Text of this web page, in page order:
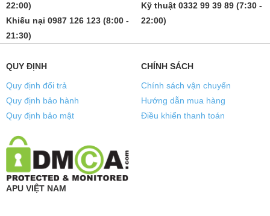
22:00)
Khiếu nại 0987 126 123 (8:00 -
21:30)
Kỹ thuật 0332 99 39 89 (7:30 -
22:00)
QUY ĐỊNH
Quy định đổi trả
Quy định bảo hành
Quy định bảo mật
CHÍNH SÁCH
Chính sách vận chuyển
Hướng dẫn mua hàng
Điều khiển thanh toán
APU VIỆT NAM